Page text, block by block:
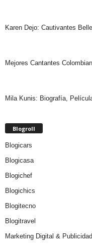
Karen Dejo: Cautivantes
Mejores Cantantes
Mila Kunis: Biografía,
Blogroll
Blogicars
Blogicasa
Blogichef
Blogichics
Blogitecno
Blogitravel
Marketing Digital &